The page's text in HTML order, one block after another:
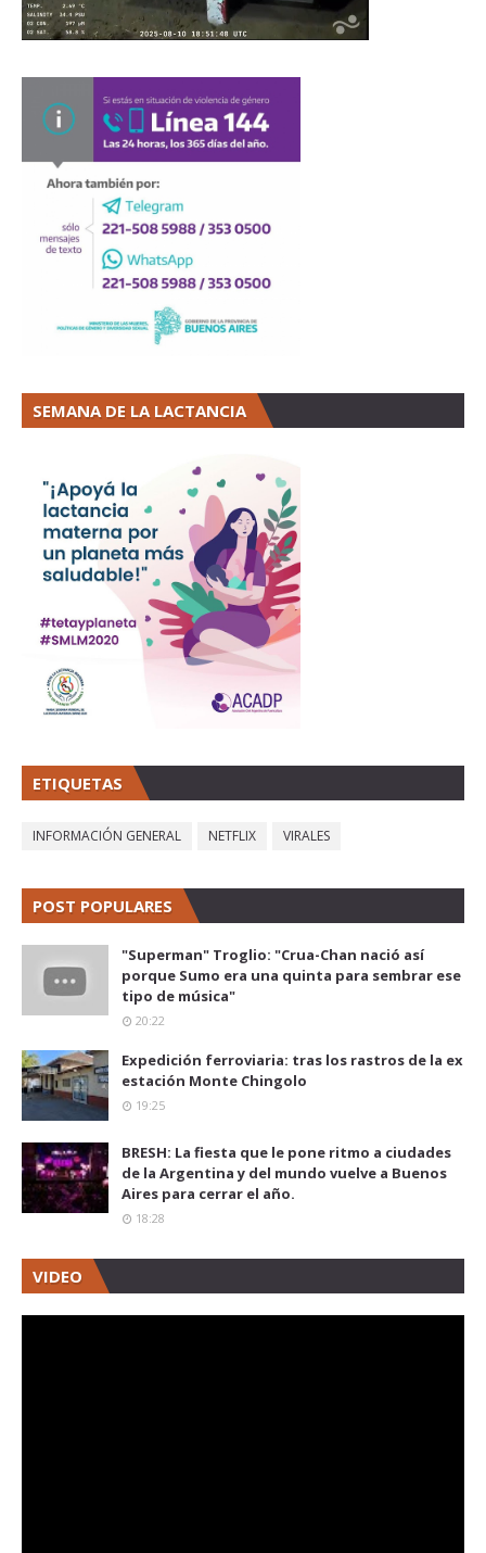
SEMANA DE LA LACTANCIA
ETIQUETAS
INFORMACIÓN GENERAL NETFLIX VIRALES
POST POPULARES
"Superman" Troglio: "Crua-Chan nació así
porque Sumo era una quinta para sembrar ese
tipo de música"
20:22
Expedición ferroviaria: tras los rastros de la ex
estación Monte Chingolo
19:25
BRESH: La fiesta que le pone ritmo a ciudades
de la Argentina y del mundo vuelve a Buenos
Aires para cerrar el año.
18:28
VIDEO